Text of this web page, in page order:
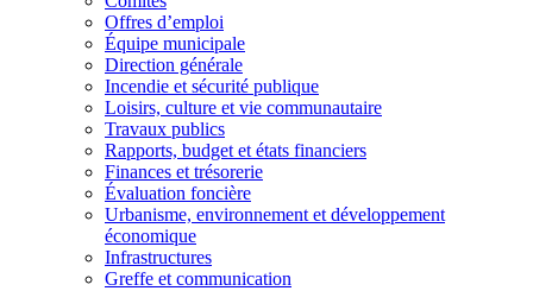
Offres d’emploi
Équipe municipale
Direction générale
Incendie et sécurité publique
Loisirs, culture et vie communautaire
Travaux publics
Rapports, budget et états financiers
Finances et trésorerie
Évaluation foncière
Urbanisme, environnement et développement
économique
Infrastructures
Greffe et communication